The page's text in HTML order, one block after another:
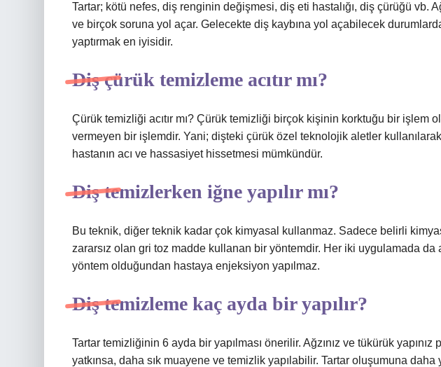
Tartar; kötü nefes, diş renginin değişmesi, diş eti hastalığı, diş çürüğü vb.
ve birçok soruna yol açar. Gelecekte diş kaybına yol açabilecek
yaptırmak en iyisidir.
Diş çürük temizleme acıtır mı?
Çürük temizliği acıtır mı? Çürük temizliği birçok kişinin korktuğu bir işlem
vermeyen bir işlemdir. Yani; dişteki çürük özel teknolojik aletler
hastanın acı ve hassasiyet hissetmesi mümkündür.
Diş temizlerken iğne yapılır mı?
Bu teknik, diğer teknik kadar çok kimyasal kullanmaz. Sadece belirli
zararsız olan gri toz madde kullanan bir yöntemdir. Her iki uygulamada
yöntem olduğundan hastaya enjeksiyon yapılmaz.
Diş temizleme kaç ayda bir yapılır?
Tartar temizliğinin 6 ayda bir yapılması önerilir. Ağzınız ve tükürük
yatkınsa, daha sık muayene ve temizlik yapılabilir. Tartar oluşumuna